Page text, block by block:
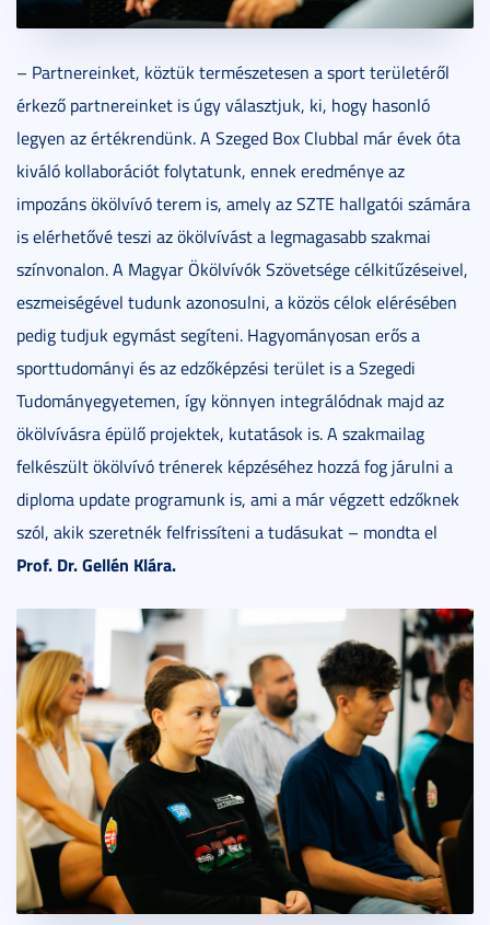
– Partnereinket, köztük természetesen a sport területéről
érkező partnereinket is úgy választjuk, ki, hogy hasonló
legyen az értékrendünk. A Szeged Box Clubbal már évek óta
kiváló kollaborációt folytatunk, ennek eredménye az
impozáns ökölvívó terem is, amely az SZTE hallgatói számára
is elérhetővé teszi az ökölvívást a legmagasabb szakmai
színvonalon. A Magyar Ökölvívók Szövetsége célkitűzéseivel,
eszmeiségével tudunk azonosulni, a közös célok elérésében
pedig tudjuk egymást segíteni. Hagyományosan erős a
sporttudományi és az edzőképzési terület is a Szegedi
Tudományegyetemen, így könnyen integrálódnak majd az
ökölvívásra épülő projektek, kutatások is. A szakmailag
felkészült ökölvívó trénerek képzéséhez hozzá fog járulni a
diploma update programunk is, ami a már végzett edzőknek
szól, akik szeretnék felfrissíteni a tudásukat – mondta el
Prof. Dr. Gellén Klára.